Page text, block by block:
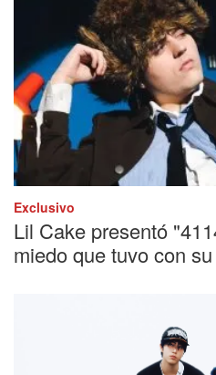
Exclusivo
Lil Cake presentó
miedo que tuvo con